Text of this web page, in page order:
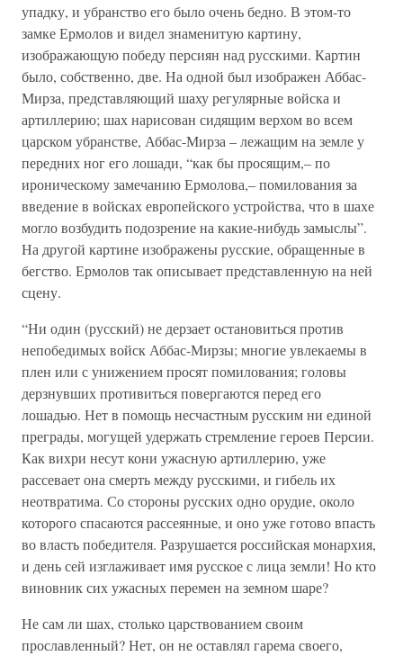
упадку, и убранство его было очень бедно. В этом-то
замке Ермолов и видел знаменитую картину,
изображающую победу персиян над русскими. Картин
было, собственно, две. На одной был изображен Аббас-
Мирза, представляющий шаху регулярные войска и
артиллерию; шах нарисован сидящим верхом во всем
царском убранстве, Аббас-Мирза – лежащим на земле у
передних ног его лошади, “как бы просящим,– по
ироническому замечанию Ермолова,– помилования за
введение в войсках европейского устройства, что в шахе
могло возбудить подозрение на какие-нибудь замыслы”.
На другой картине изображены русские, обращенные в
бегство. Ермолов так описывает представленную на ней
сцену.
“Ни один (русский) не дерзает остановиться против
непобедимых войск Аббас-Мирзы; многие увлекаемы в
плен или с унижением просят помилования; головы
дерзнувших противиться повергаются перед его
лошадью. Нет в помощь несчастным русским ни единой
преграды, могущей удержать стремление героев Персии.
Как вихри несут кони ужасную артиллерию, уже
рассевает она смерть между русскими, и гибель их
неотвратима. Со стороны русских одно орудие, около
которого спасаются рассеянные, и оно уже готово впасть
во власть победителя. Разрушается российская монархия,
и день сей изглаживает имя русское с лица земли! Но кто
виновник сих ужасных перемен на земном шаре?
Не сам ли шах, столько царствованием своим
прославленный? Нет, он не оставлял гарема своего,